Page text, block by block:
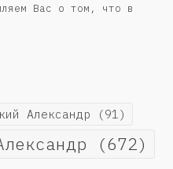
Вас о том, что в
Александр (91)
(672)